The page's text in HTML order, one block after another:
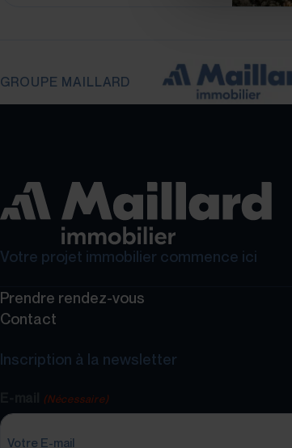
GROUPE MAILLARD
Votre projet immobilier commence ici
Prendre rendez-vous
Contact
Inscription à la newsletter
(Nécessaire)